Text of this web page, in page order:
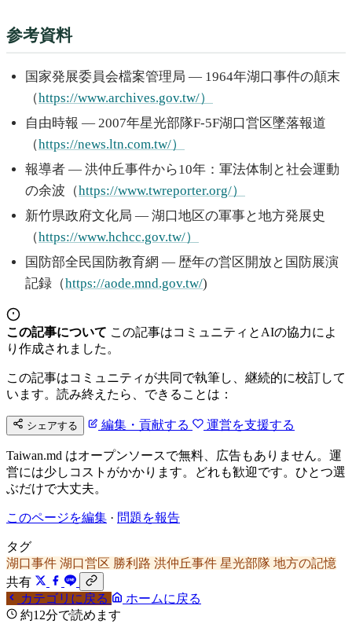
参考資料
国家発展委員会檔案管理局 — 1964年湖口事件の顛末
（https://www.archives.gov.tw/）
自由時報 — 2007年星光部隊F-5F湖口営区墜落報道
（https://news.ltn.com.tw/）
報導者 — 洪仲丘事件から10年：軍法体制と社会運動
の余波（https://www.twreporter.org/）
新竹県政府文化局 — 湖口地区の軍事と地方発展史
（https://www.hchcc.gov.tw/）
国防部全民国防教育網 — 歴年の営区開放と国防展演
記録（https://aode.mnd.gov.tw/)
この記事について この記事はコミュニティとAIの協力によ
り作成されました。
この記事はコミュニティが共同で執筆し、継続的に校訂して
います。読み終えたら、できることは：
シェアする 編集・貢献する 運営を支援する
Taiwan.md はオープンソースで無料、広告もありません。運
営には少しコストがかかります。どれも歓迎です。ひとつ選
ぶだけで大丈夫。
このページを編集 · 問題を報告
タグ
湖口事件 湖口営区 勝利路 洪仲丘事件 星光部隊 地方の記憶
共有
カテゴリに戻る
ホームに戻る
約12分で読めます